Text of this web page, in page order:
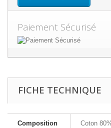
Paiement Sécurisé
FICHE TECHNIQUE
Composition
Coton